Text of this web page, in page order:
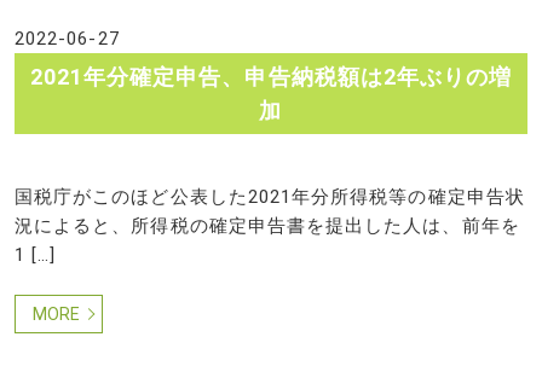
2022-06-27
2021年分確定申告、申告納税額は2年ぶりの増
加
国税庁がこのほど公表した2021年分所得税等の確定申告状
況によると、所得税の確定申告書を提出した人は、前年を
1 […]
MORE